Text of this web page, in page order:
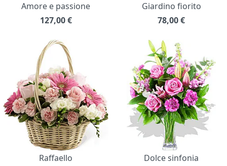
Amore e passione
127,00 €
Giardino fiorito
78,00€
Raffaello
Dolce sinfonia